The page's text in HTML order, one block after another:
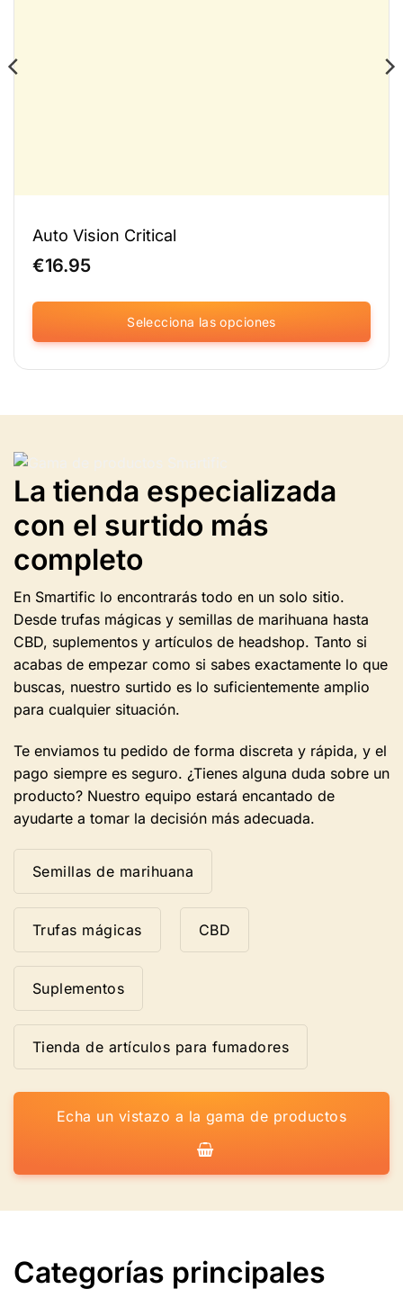
Auto Vision Critical
€16.95
Selecciona las opciones
Este
producto
se
pueden
seleccionar
en
la
del
producto.
La tienda especializada
con el surtido más
completo
En Smartific lo encontrarás todo en un solo sitio.
Desde trufas mágicas y semillas de marihuana hasta
CBD, suplementos y artículos de headshop. Tanto si
acabas de empezar como si sabes exactamente lo que
buscas, nuestro surtido es lo suficientemente amplio
para cualquier situación.
Te enviamos tu pedido de forma discreta y rápida, y el
pago siempre es seguro. ¿Tienes alguna duda sobre un
producto? Nuestro equipo estará encantado de
ayudarte a tomar la decisión más adecuada.
Semillas de marihuana
Trufas mágicas CBD
Suplementos
Tienda de artículos para fumadores
Echa un vistazo a la gama de productos
Categorías principales